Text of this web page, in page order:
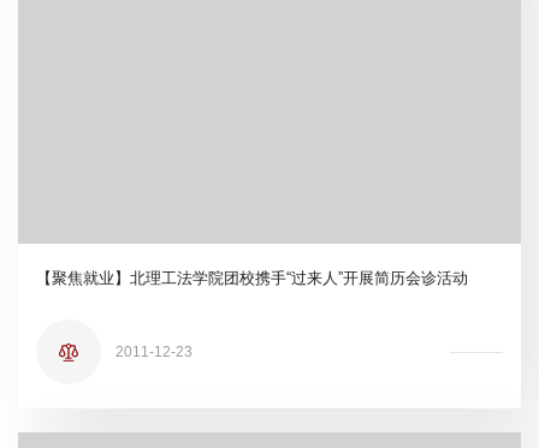
【聚焦就业】北理工法学院团校携手“过来人”开展简历会诊活动
2011-12-23